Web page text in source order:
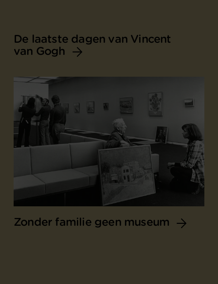
De laatste dagen van Vincent
van Gogh
Zonder familie geen museum